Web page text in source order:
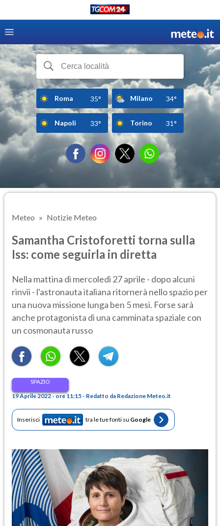
Roma 35° Milano 34°
Napoli 33° Torino 31°
Meteo Notizie Meteo
Samantha Cristoforetti torna sulla
Iss: come seguirla in diretta
Nella mattina di mercoledì 27 aprile - dopo alcuni
rinvii - l'astronauta italiana ritornerà nello spazio per
una nuova missione lunga ben 5 mesi. Forse sarà
anche protagonista di una camminata spaziale con
un cosmonauta russo
SPAZIO
19 Aprile 2022 - ore 11:15 - Redatto da Redazione Meteo.it
Inserisci tra le tue fonti su Google